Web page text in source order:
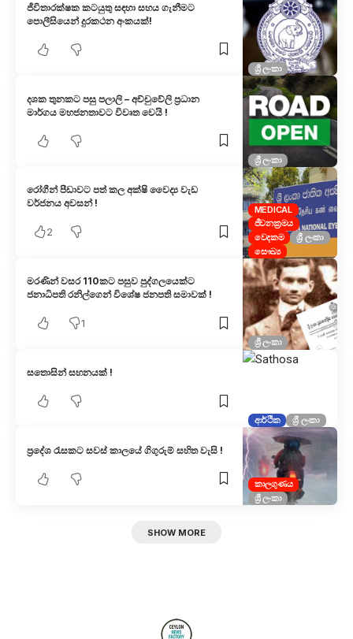
ශ්‍රී ලංකා
ජීවිතාරක්ෂක කටයුතු සඳහා සහය ගැනීම​ට
පොලීසියෙ​න් දුරකථන අංකයක්!
ශ්‍රී ලංකා
දශක තුනකට පසු පලාලි – අච්චුවේලි ප්‍රධාන
මාර්ගය මහජනතාවට විවෘත වෙයි !
MEDICAL
ජීවනක්‍රමය
වෙදකම
ශ්‍රී ලංකා
සෞඛ්‍ය
රෝගීන් පීඩාවට පත් කල අක්ෂි වෛද්‍ය වැඩ
වර්ජනය අවසන් !
2
ශ්‍රී ලංකා
මරණින් වසර 110කට පසුව පුද්ගලයෙක්ට
ජනාධිපති රනිල්ගෙන් විශේෂ ජනපති සමාවක් !
1
ආර්ථික ශ්‍රී ලංකා
සතොසින් සහනයක් !
කාලගුණය
ශ්‍රී ලංකා
ප්‍රදේශ රැසකට සවස් කාලයේ ගිගුරුම් සහිත වැසි !
SHOW MORE